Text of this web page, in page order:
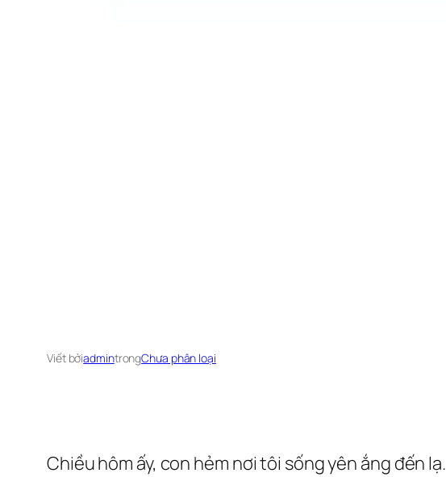
Viết bởiadmintrongChưa phân loại
Chiều hôm ấy, con hẻm nơi tôi sống yên ắng đến lạ.